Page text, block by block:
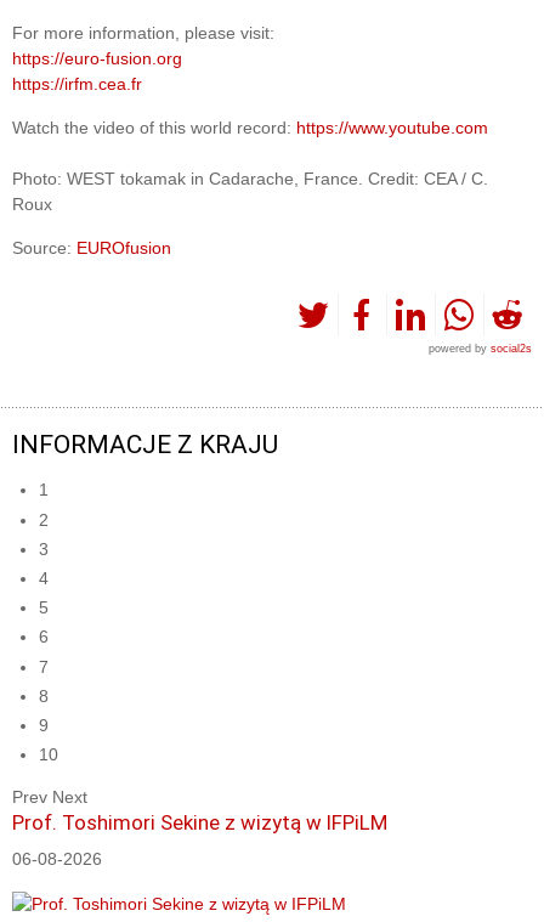
For more information, please visit:
https://euro-fusion.org
https://irfm.cea.fr
Watch the video of this world record: https://www.youtube.com
Photo: WEST tokamak in Cadarache, France. Credit: CEA / C.
Roux
Source: EUROfusion
powered by social2s
INFORMACJE Z KRAJU
1
2
3
4
5
6
7
8
9
10
Prev Next
Prof. Toshimori Sekine z wizytą w IFPiLM
06-08-2026